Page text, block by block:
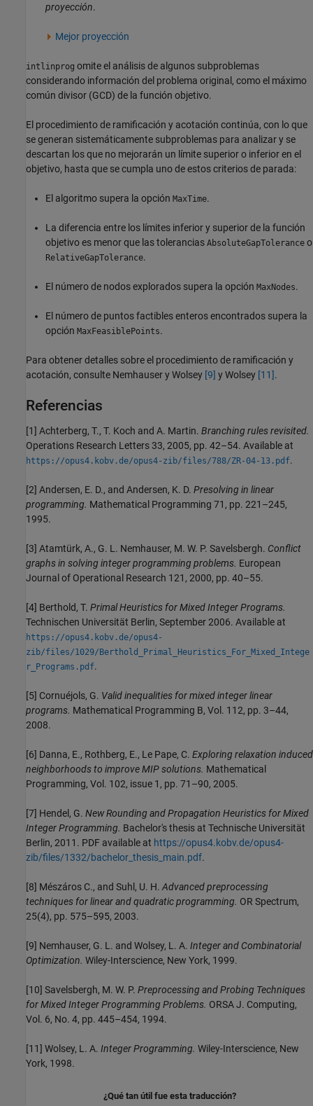
proyección.
Mejor proyección
intlinprog omite el análisis de algunos subproblemas
considerando información del problema original, como el máximo
común divisor (GCD) de la función objetivo.
El procedimiento de ramificación y acotación continúa, con lo que
se generan sistemáticamente subproblemas para analizar y se
descartan los que no mejorarán un límite superior o inferior en el
objetivo, hasta que se cumpla uno de estos criterios de parada:
El algoritmo supera la opción MaxTime.
La diferencia entre los límites inferior y superior de la función
objetivo es menor que las tolerancias AbsoluteGapTolerance o
RelativeGapTolerance.
El número de nodos explorados supera la opción MaxNodes.
El número de puntos factibles enteros encontrados supera la
opción MaxFeasiblePoints.
Para obtener detalles sobre el procedimiento de ramificación y
acotación, consulte Nemhauser y Wolsey [9] y Wolsey [11].
Referencias
[1] Achterberg, T., T. Koch and A. Martin. Branching rules revisited.
Operations Research Letters 33, 2005, pp. 42–54. Available at
https://opus4.kobv.de/opus4-zib/files/788/ZR-04-13.pdf.
[2] Andersen, E. D., and Andersen, K. D. Presolving in linear
programming. Mathematical Programming 71, pp. 221–245,
1995.
[3] Atamtürk, A., G. L. Nemhauser, M. W. P. Savelsbergh. Conflict
graphs in solving integer programming problems. European
Journal of Operational Research 121, 2000, pp. 40–55.
[4] Berthold, T. Primal Heuristics for Mixed Integer Programs.
Technischen Universität Berlin, September 2006. Available at
https://opus4.kobv.de/opus4-
zib/files/1029/Berthold_Primal_Heuristics_For_Mixed_Intege
r_Programs.pdf.
[5] Cornuéjols, G. Valid inequalities for mixed integer linear
programs. Mathematical Programming B, Vol. 112, pp. 3–44,
2008.
[6] Danna, E., Rothberg, E., Le Pape, C. Exploring relaxation induced
neighborhoods to improve MIP solutions. Mathematical
Programming, Vol. 102, issue 1, pp. 71–90, 2005.
[7] Hendel, G. New Rounding and Propagation Heuristics for Mixed
Integer Programming. Bachelor's thesis at Technische Universität
Berlin, 2011. PDF available at https://opus4.kobv.de/opus4-
zib/files/1332/bachelor_thesis_main.pdf.
[8] Mészáros C., and Suhl, U. H. Advanced preprocessing
techniques for linear and quadratic programming. OR Spectrum,
25(4), pp. 575–595, 2003.
[9] Nemhauser, G. L. and Wolsey, L. A. Integer and Combinatorial
Optimization. Wiley-Interscience, New York, 1999.
[10] Savelsbergh, M. W. P. Preprocessing and Probing Techniques
for Mixed Integer Programming Problems. ORSA J. Computing,
Vol. 6, No. 4, pp. 445–454, 1994.
[11] Wolsey, L. A. Integer Programming. Wiley-Interscience, New
York, 1998.
¿Qué tan útil fue esta traducción?